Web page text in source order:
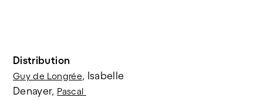
Distribution
Guy de Longrée
, Isabelle
Denayer, Pascal